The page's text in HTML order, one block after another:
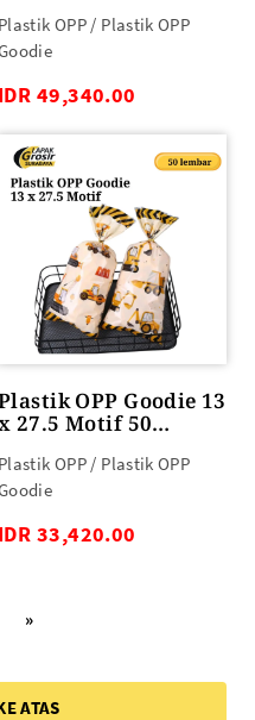
Plastik OPP / Plastik OPP
IDR 49,340.00
OPP Goodie 13
27.5 Motif 50
Plastik OPP / Plastik OPP
IDR 33,420.00
»
ATAS